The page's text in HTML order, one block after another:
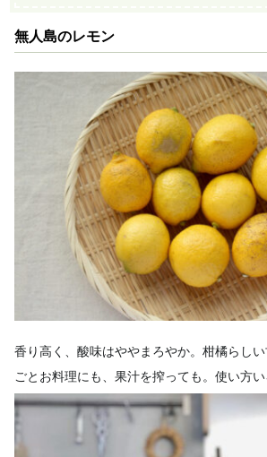
無人島のレモン
香り高く、酸味はややまろやか。柑橘らし
ごとお料理にも、果汁を搾っても。使い方い